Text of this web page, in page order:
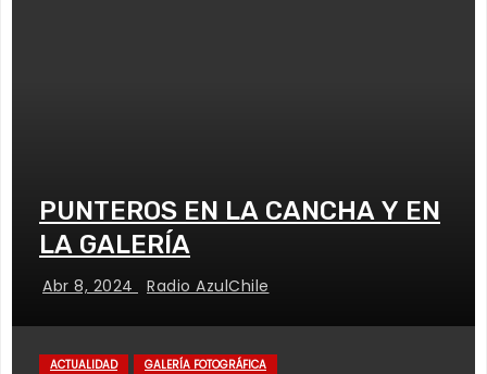
PUNTEROS EN LA CANCHA Y EN
LA GALERÍA
Abr 8, 2024 Radio AzulChile
ACTUALIDAD GALERÍA FOTOGRÁFICA